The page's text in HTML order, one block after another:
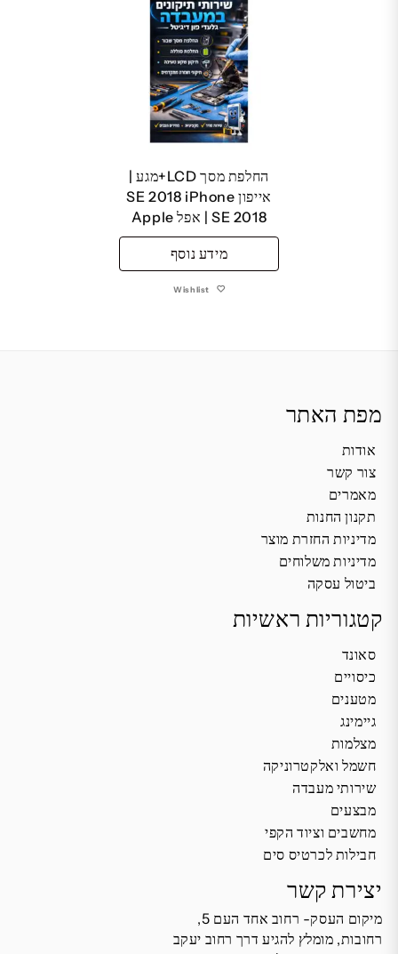
החלפת מסך LCD+מגע |
אייפון SE 2018 iPhone
SE 2018 | אפל Apple
מידע נוסף
Wishlist
מפת האתר
אודות
צור קשר
מאמרים
תקנון החנות
מדיניות החזרת מוצר
מדיניות משלוחים
ביטול עסקה
קטגוריות ראשיות
סאונד
כיסויים
מטענים
גיימינג
מצלמות
חשמל ואלקטרוניקה
שירותי מעבדה
מבצעים
מחשבים וציוד הקפי
חבילות לכרטיס סים
יצירת קשר
מיקום העסק- רחוב אחד העם 5,
רחובות, מומלץ להגיע דרך רחוב יעקב